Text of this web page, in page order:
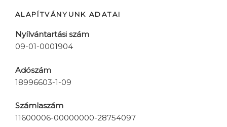
ALAPÍTVÁNYUNK ADATAI
Nyílvántartási szám
09-01-0001904
Adószám
18996603-1-09
Számlaszám
11600006-00000000-28754097